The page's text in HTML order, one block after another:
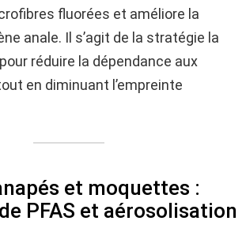
fluorées et améliore la
anale. Il s’agit de la stratégie la
réduire la dépendance aux
en diminuant l’empreinte
et moquettes :
PFAS et aérosolisation